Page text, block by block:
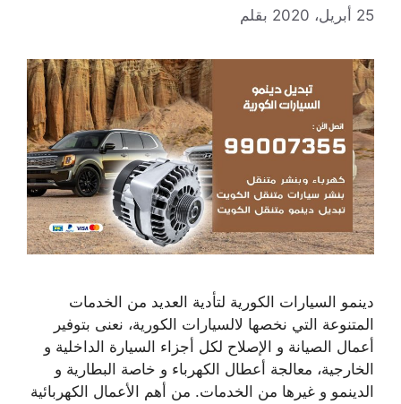
25 أبريل، 2020 بقلم
دينمو السيارات الكورية لتأدية العديد من الخدمات
المتنوعة التي نخصها لالسيارات الكورية، نعنى بتوفير
أعمال الصيانة و الإصلاح لكل أجزاء السيارة الداخلية و
الخارجية، معالجة أعطال الكهرباء و خاصة البطارية و
الدينمو و غيرها من الخدمات. من أهم الأعمال الكهربائية